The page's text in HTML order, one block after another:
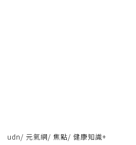
udn/ 元氣網/ 焦點/ 健康知識+